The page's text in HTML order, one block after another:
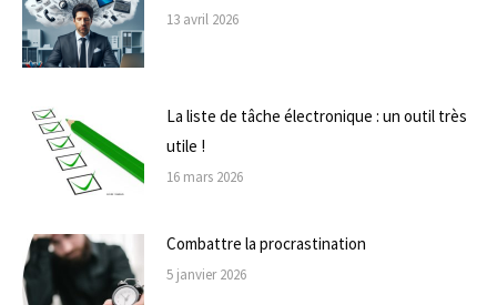
13 avril 2026
La liste de tâche électronique : un outil très
utile !
16 mars 2026
Combattre la procrastination
5 janvier 2026